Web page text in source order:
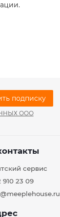
подписку
ООО
сервис
910 23 09